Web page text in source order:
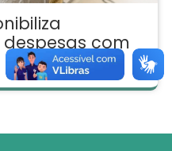
com